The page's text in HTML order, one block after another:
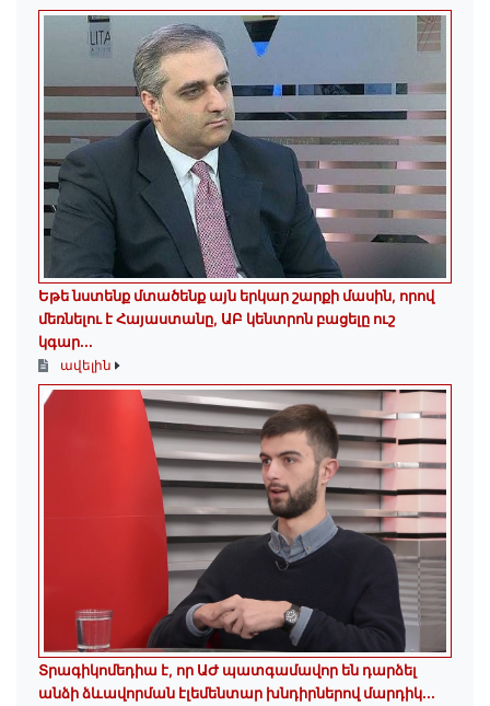
Եթե նստենք մտածենք այն երկար շարքի մասին, որով
մեռնելու է Հայաստանը, ԱԲ կենտրոն բացելը ուշ
կգար...
ավելին
Տրագիկոմեդիա է, որ ԱԺ պատգամավոր են դարձել
անձի ձևավորման էլեմենտար խնդիրներով մարդիկ․․․